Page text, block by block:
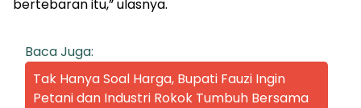
bertebaran itu,” ulasnya.
Baca Juga:
Tak Hanya Soal Harga, Bupati Fauzi Ingin
Petani dan Industri Rokok Tumbuh Bersama